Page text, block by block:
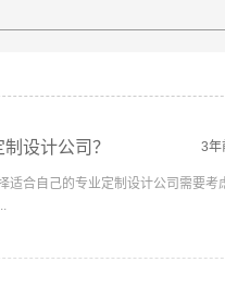
3年
设计公司？
适合自己的专业定制设计公司需要考